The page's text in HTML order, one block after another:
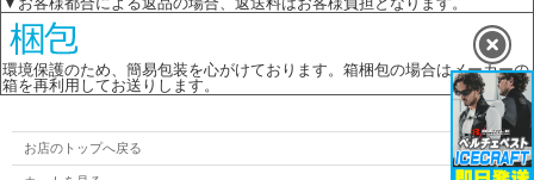
環境保護のため、簡易包装を心がけております。箱梱包の場合はメーカーの
箱を再利用してお送りします。
お店のトップへ戻る